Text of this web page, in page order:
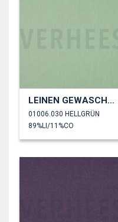
LEINEN GEWASCHEN 170 GM2
01006.030 HELLGRÜN
89%LI/11%CO